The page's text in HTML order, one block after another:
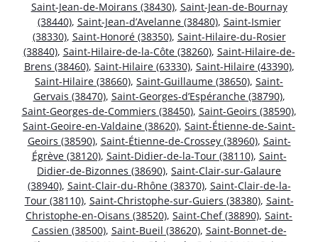
Saint-Jean-de-Moirans (38430), Saint-Jean-de-Bournay
(38440), Saint-Jean-d’Avelanne (38480), Saint-Ismier
(38330), Saint-Honoré (38350), Saint-Hilaire-du-Rosier
(38840), Saint-Hilaire-de-la-Côte (38260), Saint-Hilaire-de-
Brens (38460), Saint-Hilaire (63330), Saint-Hilaire (43390),
Saint-Hilaire (38660), Saint-Guillaume (38650), Saint-
Gervais (38470), Saint-Georges-d’Espéranche (38790),
Saint-Georges-de-Commiers (38450), Saint-Geoirs (38590),
Saint-Geoire-en-Valdaine (38620), Saint-Étienne-de-Saint-
Geoirs (38590), Saint-Étienne-de-Crossey (38960), Saint-
Égrève (38120), Saint-Didier-de-la-Tour (38110), Saint-
Didier-de-Bizonnes (38690), Saint-Clair-sur-Galaure
(38940), Saint-Clair-du-Rhône (38370), Saint-Clair-de-la-
Tour (38110), Saint-Christophe-sur-Guiers (38380), Saint-
Christophe-en-Oisans (38520), Saint-Chef (38890), Saint-
Cassien (38500), Saint-Bueil (38620), Saint-Bonnet-de-